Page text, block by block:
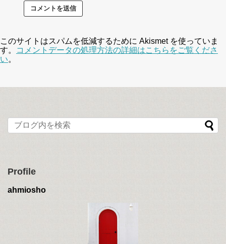
このサイトはスパムを低減するために Akismet を使っていま
す。
コメントデータの処理方法の詳細はこちらをご覧くださ
い。
Profile
ahmiosho